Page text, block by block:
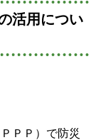
活用につい
ＰＰ）で防災